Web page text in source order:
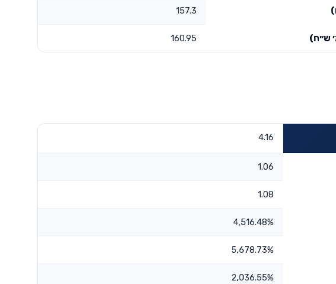
157.3
ש״ח) 160.95
4.16
1.06
1.08
4,516.48%
5,678.73%
2,036.55%